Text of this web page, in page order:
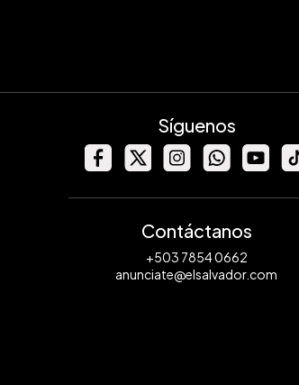
Síguenos
Contáctanos
+503 7854 0662
anunciate@elsalvador.com